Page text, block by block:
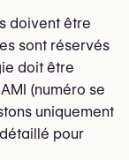
doivent être
sont réservés
doit être
(numéro se
uniquement
pour